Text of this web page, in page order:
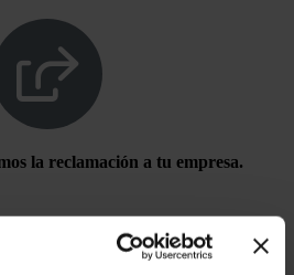
la reclamación a tu empresa.